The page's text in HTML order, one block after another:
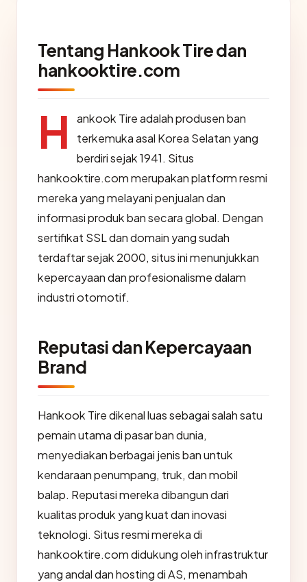
Tentang Hankook Tire dan
hankooktire.com
H
ankook Tire adalah produsen ban
terkemuka asal Korea Selatan yang
berdiri sejak 1941. Situs
hankooktire.com merupakan platform resmi
mereka yang melayani penjualan dan
informasi produk ban secara global. Dengan
sertifikat SSL dan domain yang sudah
terdaftar sejak 2000, situs ini menunjukkan
kepercayaan dan profesionalisme dalam
industri otomotif.
Reputasi dan Kepercayaan
Brand
Hankook Tire dikenal luas sebagai salah satu
pemain utama di pasar ban dunia,
menyediakan berbagai jenis ban untuk
kendaraan penumpang, truk, dan mobil
balap. Reputasi mereka dibangun dari
kualitas produk yang kuat dan inovasi
teknologi. Situs resmi mereka di
hankooktire.com didukung oleh infrastruktur
yang andal dan hosting di AS, menambah